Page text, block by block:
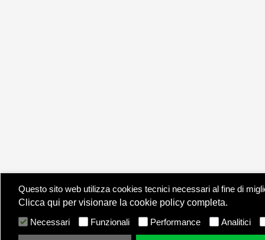
Questo sito web utilizza cookies tecnici necessari al fine di
Clicca qui per visionare la cookie policy completa.
Necessari Funzionali Performance Analitici